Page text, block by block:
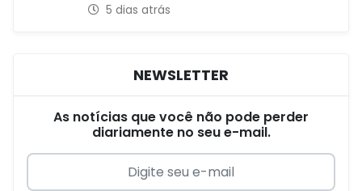
5 dias atrás
NEWSLETTER
As notícias que você não pode perder
diariamente no seu e-mail.